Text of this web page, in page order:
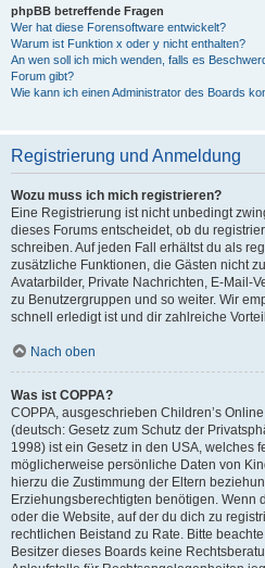
phpBB betreffende Fragen
Wer hat diese Forensoftware entwickelt?
Warum ist Funktion x oder y nicht enthalten?
An wen soll ich mich wenden, falls es
Forum gibt?
Wie kann ich einen Administrator des Boards
Registrierung und Anmeldung
Wozu muss ich mich registrieren?
Eine Registrierung ist nicht unbedingt
dieses Forums entscheidet, ob du
schreiben. Auf jeden Fall erhältst du als
zusätzliche Funktionen, die Gästen nicht
Avatarbilder, Private Nachrichten, E-Mail-
zu Benutzergruppen und so weiter. Wir
schnell erledigt ist und dir zahlreiche
Nach oben
Was ist COPPA?
COPPA, ausgeschrieben Children’s
(deutsch: Gesetz zum Schutz der
1998) ist ein Gesetz in den USA, welches
möglicherweise persönliche Daten von
hierzu die Zustimmung der Eltern
Erziehungsberechtigten benötigen. Wenn
oder die Website, auf der du dich zu
rechtlichen Beistand zu Rate. Bitte
Besitzer dieses Boards keine